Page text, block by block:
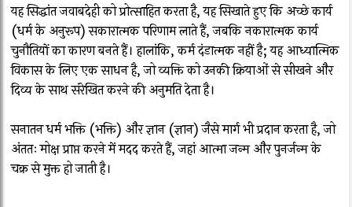
यह सिद्धांत जवाबदेही को प्रोत्साहित करता है, यह सिखाते हुए कि अच्छे कार्य
(धर्म के अनुरूप) सकारात्मक परिणाम लाते हैं, जबकि नकारात्मक कार्य
चुनौतियों का कारण बनते हैं। हालांकि, कर्म दंडात्मक नहीं है; यह आध्यात्मिक
विकास के लिए एक साधन है, जो व्यक्ति को उनकी क्रियाओं से सीखने और
दिव्य के साथ संरेखित करने की अनुमति देता है।
सनातन धर्म भक्ति (भक्ति) और ज्ञान (ज्ञान) जैसे मार्ग भी प्रदान करता है, जो
अंततः मोक्ष प्राप्त करने में मदद करते हैं, जहां आत्मा जन्म और पुनर्जन्म के
चक्र से मुक्त हो जाती है।